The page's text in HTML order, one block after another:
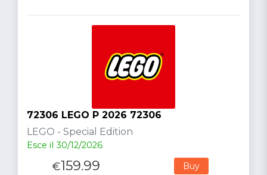
72306 LEGO P 2026 72306
LEGO - Special Edition
Esce il 30/12/2026
€159.99 Buy